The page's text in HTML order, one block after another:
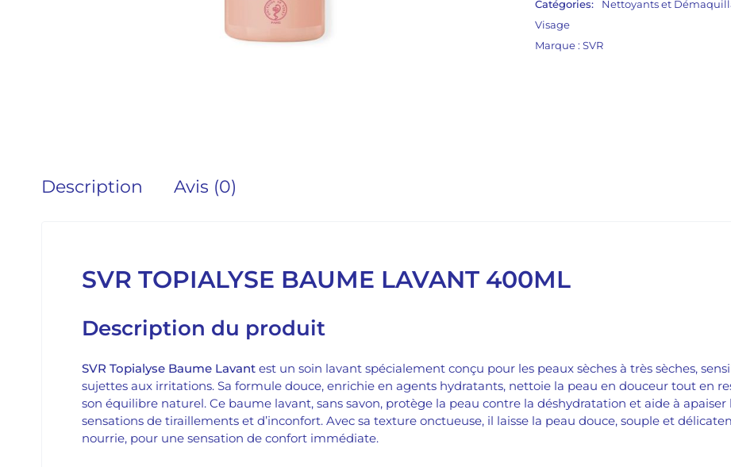
Catégories: Nettoyants et
Visage
Marque : SVR
Description Avis (0)
SVR TOPIALYSE BAUME LAVANT 400ML
Description du produit
SVR Topialyse Baume Lavant est un soin lavant spécialement conçu pour les peaux sèches à très sèches,
sujettes aux irritations. Sa formule douce, enrichie en agents hydratants, nettoie la peau en douceur tout en
son équilibre naturel. Ce baume lavant, sans savon, protège la peau contre la déshydratation et aide à apaiser
sensations de tiraillements et d’inconfort. Avec sa texture onctueuse, il laisse la peau douce, souple et
nourrie, pour une sensation de confort immédiate.